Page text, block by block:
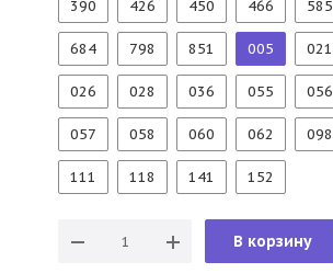
390 426 450 466 585
684 798 851 005 021
026 028 036 055 056
057 058 060 062 098
111 118 141 152
В корзину